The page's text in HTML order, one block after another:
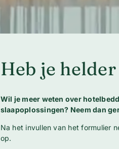
Heb je
Wil je meer weten over
slaapoplossingen? Neem dan
Na het invullen van het formulier
op.